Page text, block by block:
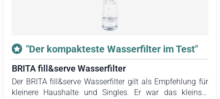
"Der kompakteste Wasserfilter im Test"
BRITA fill&serve Wasserfilter
Der BRITA fill&serve Wasserfilter gilt als Empfehlung für
kleinere Haushalte und Singles. Er war das kleinste